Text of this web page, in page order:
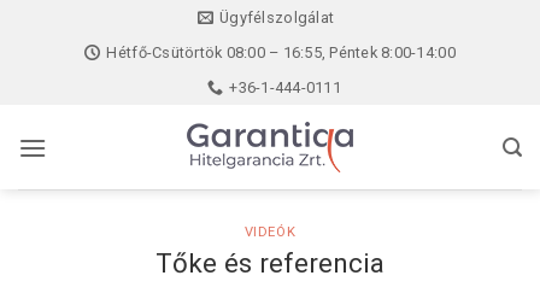
Ügyfélszolgálat
Hétfő-Csütörtök 08:00 – 16:55, Péntek 8:00-14:00
+36-1-444-0111
VIDEÓK
Tőke és referencia